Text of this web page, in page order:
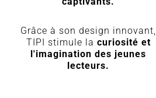
Grâce à son design innovant,
TIPI stimule la curiosité et
l'imagination des jeunes
lecteurs.